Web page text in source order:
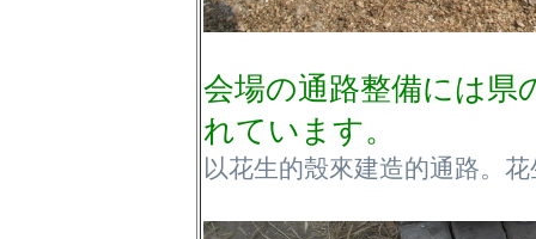
会場の通路整備には県
れています。
以花生的殼來建造的通路。